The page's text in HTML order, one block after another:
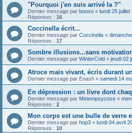
"Pourquoi j'en suis arrivé la ?"
Dernier message par booso « lundi 25 juillet
Réponses : 16
Coccinella écrit...
Dernier message par Coccinella «
Réponses : 17
Sombre illusions...sans
Dernier message par WinterCold « jeudi 02
Atroce mais vivant, écris durant
Dernier message par Enash « samedi 14
En dépression : un livre dont
Dernier message par Metempsycose «
Réponses : 2
Mon corps est une bulle de verre
Dernier message par hop3 « lundi 04 avril
Réponses : 10